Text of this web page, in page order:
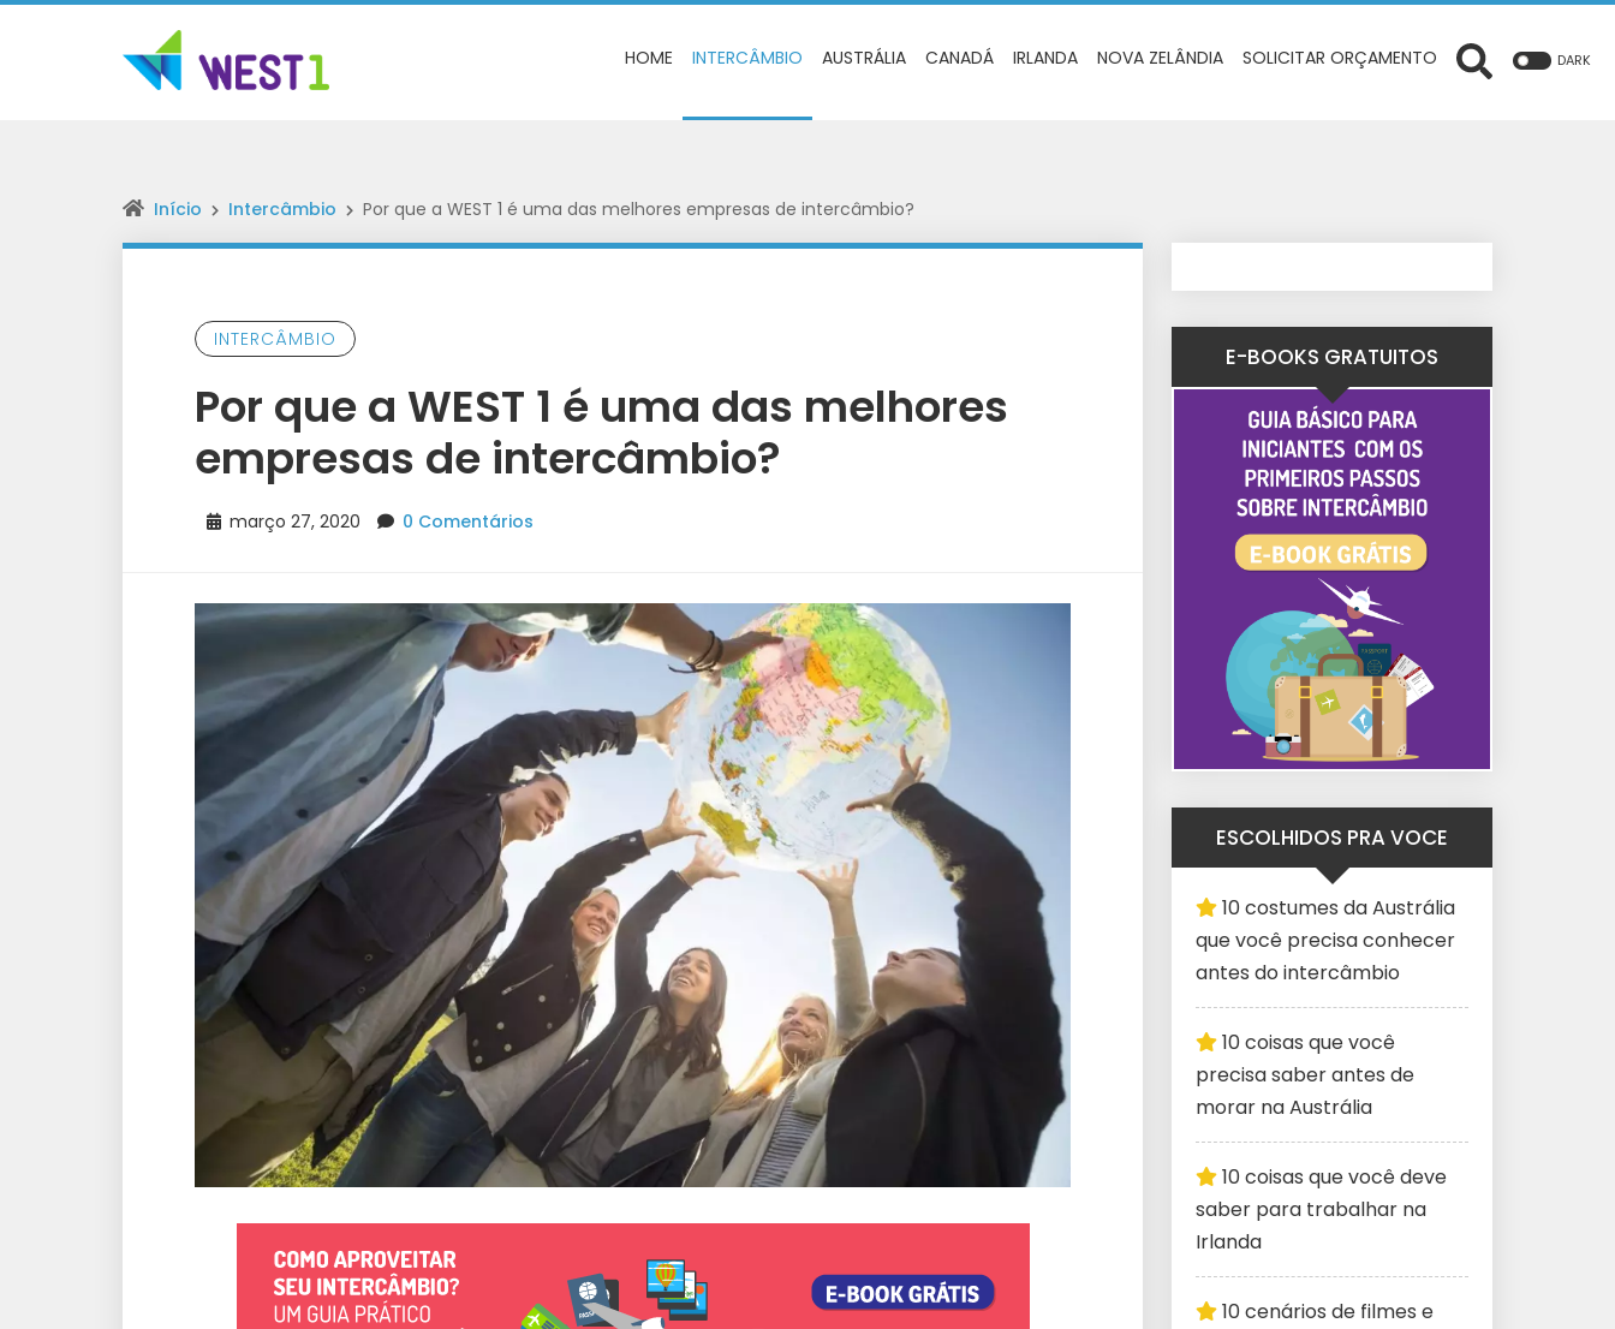
HOME INTERCÂMBIO AUSTRÁLIA CANADÁ IRLANDA NOVA ZELÂNDIA SOLICITAR ORÇAMENTO DARK
Início Intercâmbio Por que a WEST 1 é uma das melhores empresas de intercâmbio?
INTERCÂMBIO
Por que a WEST 1 é uma das melhores
empresas de intercâmbio?
março 27, 2020 0 Comentários
E-BOOKS GRATUITOS
ESCOLHIDOS PRA VOCE
10 costumes da Austrália
que você precisa conhecer
antes do intercâmbio
10 coisas que você
precisa saber antes de
morar na Austrália
10 coisas que você deve
saber para trabalhar na
Irlanda
10 cenários de filmes e